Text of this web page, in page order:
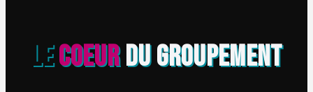
LECOEURDU GROUPEMENT